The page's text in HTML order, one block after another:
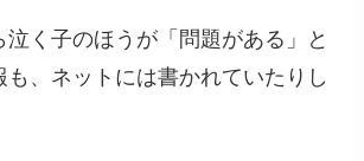
泣く子のほうが「問題がある」と
も、ネットには書かれていたりし